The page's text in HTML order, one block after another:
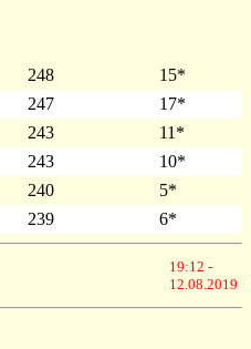
248
15*
247
17*
243
11*
243
10*
240
5*
239 6*
19:12 -
12.08.2019